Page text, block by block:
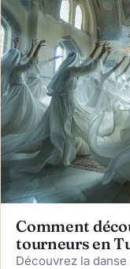
Comment
tourneurs en
Découvrez la